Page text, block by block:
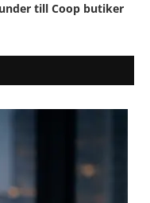
till Coop butiker